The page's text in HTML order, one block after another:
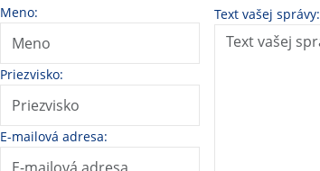
Meno:
Priezvisko:
E-mailová adresa:
Text vašej správy: